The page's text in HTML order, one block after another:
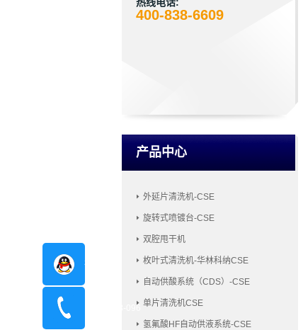
400-838-6609
产品中心
外延片清洗机-CSE
旋转式喷镀台-CSE
双腔甩干机
枚叶式清洗机-华林科纳CSE
自动供酸系统（CDS）-CSE
单片清洗机CSE
氢氟酸HF自动供液系统-CSE
在线咨询
400-8798-096